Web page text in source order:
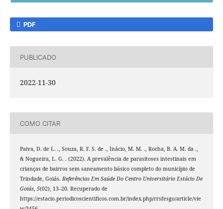
PDF
PUBLICADO
2022-11-30
COMO CITAR
Paiva, D. de L. ., Souza, R. F. S. de ., Inácio, M. M. ., Rocha, B. A. M. da .,
& Nogueira, L. G. . (2022). A prevalência de parasitoses intestinais em
crianças de bairros sem saneamento básico completo do município de
Trindade, Goiás. Referências Em Saúde Do Centro Universitário Estácio De
Goiás, 5(02), 13–20. Recuperado de
https://estacio.periodicoscientificos.com.br/index.php/rrsfesgo/article/vie